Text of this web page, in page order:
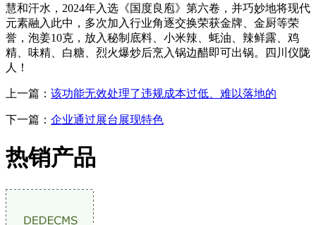
慧和汗水，2024年入选《国度良庖》第六卷，并巧妙地将现代
元素融入此中，多次加入行业角逐交换荣获金牌、金厨等荣
誉，泡姜10克，放入秘制底料、小米辣、蚝油、辣鲜露、鸡
精、味精、白糖、烈火爆炒后烹入锅边醋即可出锅。四川仪陇
人！
上一篇： 该功能无效处理了违规成本过低、难以落地的
下一篇： 企业通过展台展现特色
热销产品